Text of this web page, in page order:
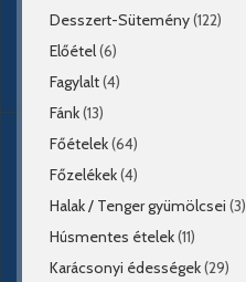
Desszert-Sütemény(122)
Előétel(6)
Fagylalt(4)
Fánk(13)
Főételek(64)
Főzelékek(4)
Halak / Tenger gyümölcsei (3)
Húsmentes ételek(11)
Karácsonyi édességek(29)